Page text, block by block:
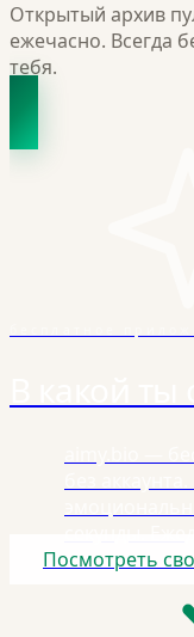
Открытый архив
ежечасно. Всегда
тебя.
Посмотреть